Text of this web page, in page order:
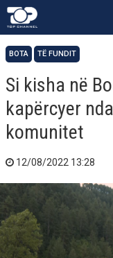
BOTA TË FUNDIT
Si kisha në
kapërcyer
komunitet
12/08/2022 13:28